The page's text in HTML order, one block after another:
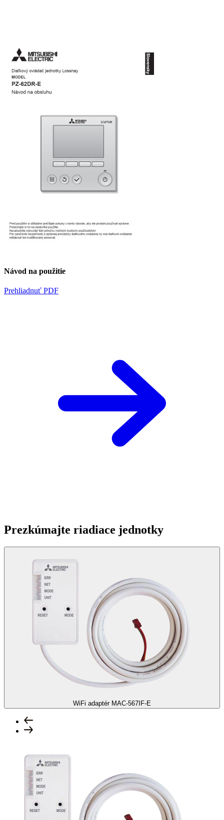
Návod na použitie
Prehliadnuť PDF
Prezkúmajte riadiace jednotky
WiFi adaptér MAC-567IF-E